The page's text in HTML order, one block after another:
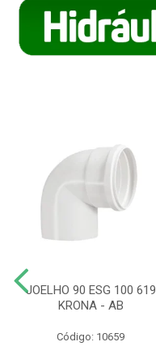
JOELHO 90 ESG 100 619
KRONA - AB
Código: 10659